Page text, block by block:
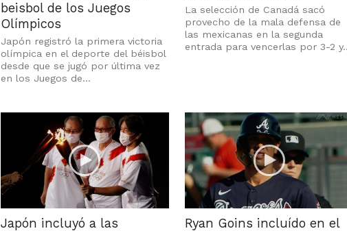
beisbol de los Juegos
Olímpicos
Japón registró la primera victoria
olímpica en el deporte del béisbol
desde que se jugó por última vez
en los Juegos de...
La selección de Canadá sacó
provecho de la mala defensa de
las mexicanas en la segunda
entrada para vencerlas por 3-2
Japón incluyó a las
Ryan Goins incluído en el